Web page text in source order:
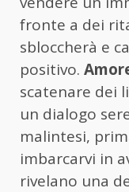
fronte a dei
sbloccherà e
positivo.
scatenare dei
un dialogo
malintesi,
imbarcarvi in
rivelano una